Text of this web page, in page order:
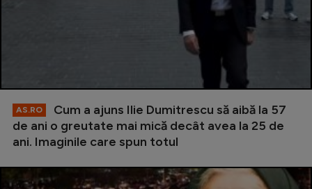
AS.RO
Cum a ajuns Ilie Dumitrescu să aibă la 57
de ani o greutate mai mică decât avea la 25 de
ani. Imaginile care spun totul